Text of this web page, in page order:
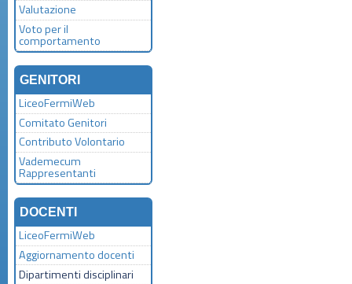
Valutazione
Voto per il
comportamento
GENITORI
LiceoFermiWeb
Comitato Genitori
Contributo Volontario
Vademecum
Rappresentanti
DOCENTI
LiceoFermiWeb
Aggiornamento docenti
Dipartimenti disciplinari